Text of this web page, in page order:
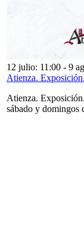
12 julio: 11:00 - 9
Atienza.
Atienza.
sábado y domingos